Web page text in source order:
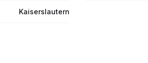
Kaiserslautern